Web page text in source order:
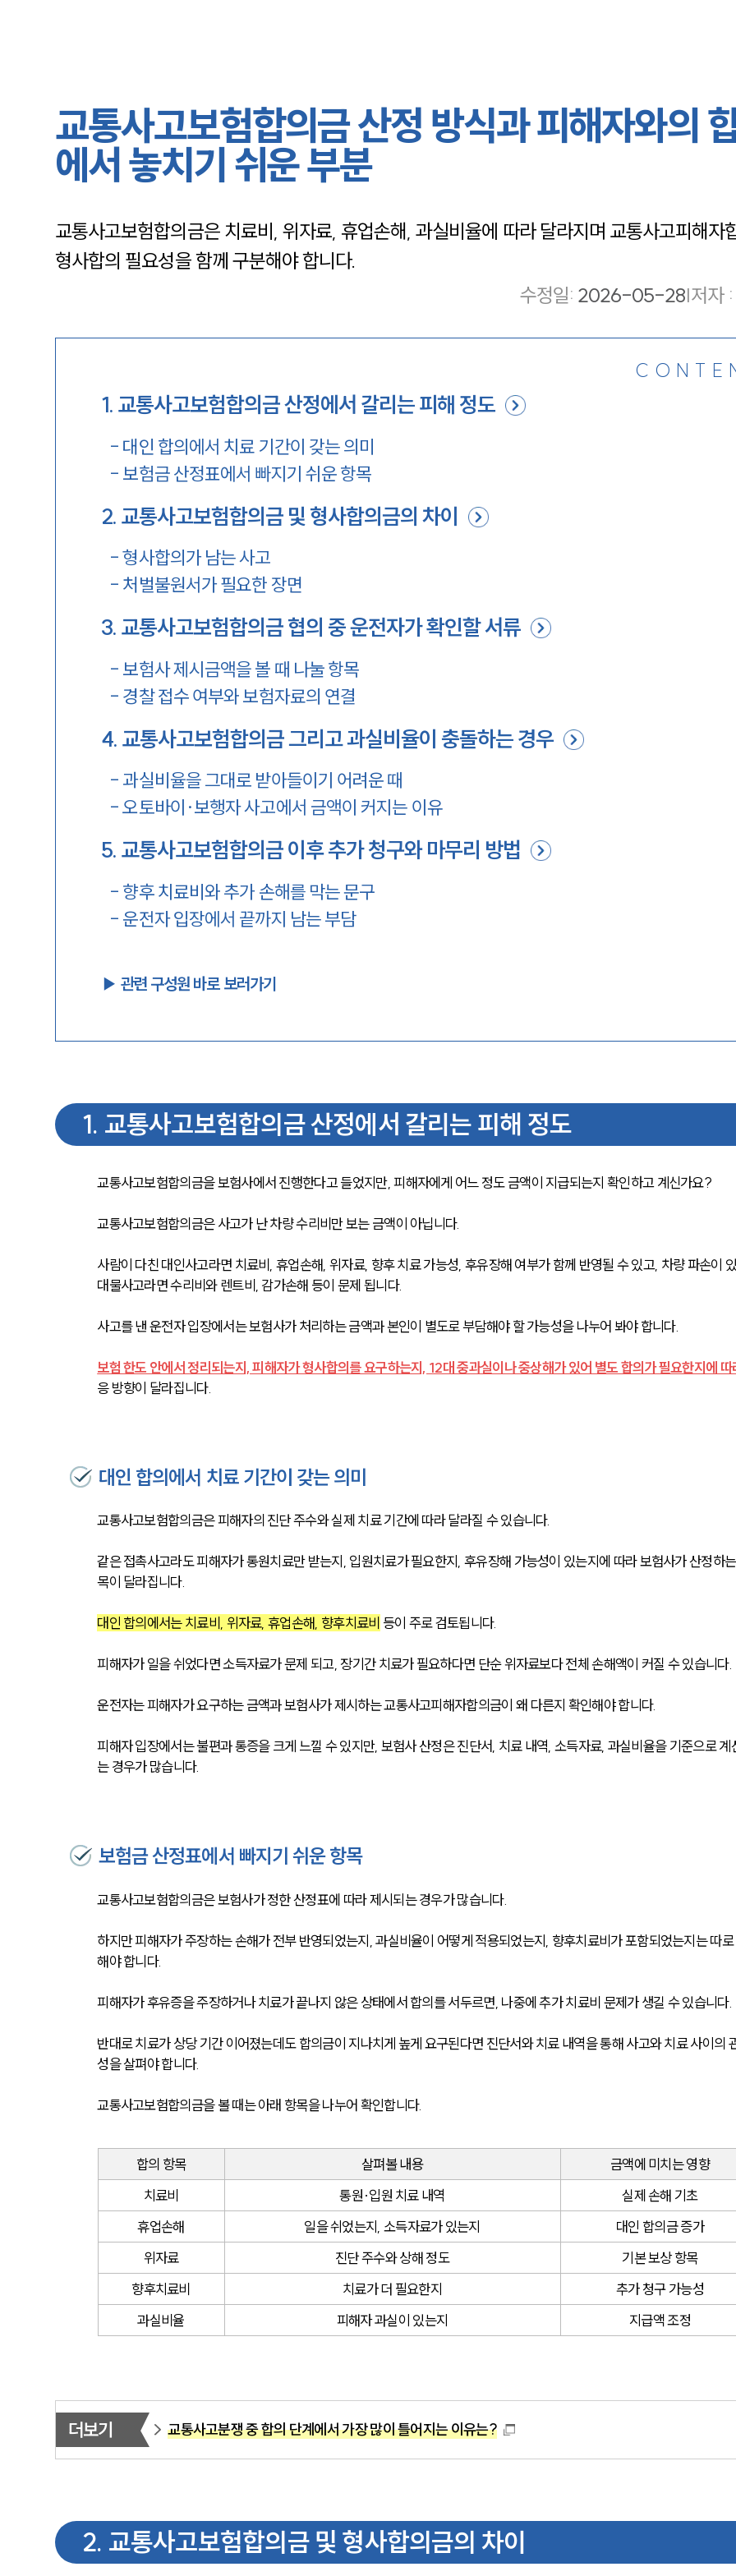
교통사고보험합의금 산정 방식과 피해자와의
에서 놓치기 쉬운 부분
교통사고보험합의금은 치료비, 위자료, 휴업손해, 과실비율에 따라 달라지며 교통사고피해자
형사합의 필요성을 함께 구분해야 합니다.
수정일: 2026-05-28|저자 :
1. 교통사고보험합의금 산정에서 갈리는 피해 정도
- 대인 합의에서 치료 기간이 갖는 의미
- 보험금 산정표에서 빠지기 쉬운 항목
2. 교통사고보험합의금 및 형사합의금의 차이
-형사합의가 남는 사고
- 처벌불원서가 필요한 장면
3. 교통사고보험합의금 협의 중 운전자가 확인할 서류
- 보험사 제시금액을 볼 때 나눌 항목
- 경찰 접수 여부와 보험자료의 연결
4. 교통사고보험합의금 그리고 과실비율이 충돌하는 경우
- 과실비율을 그대로 받아들이기 어려운 때
-오토바이·보행자 사고에서 금액이 커지는 이유
5. 교통사고보험합의금 이후 추가 청구와 마무리 방법
- 향후 치료비와 추가 손해를 막는 문구
- 운전자 입장에서 끝까지 남는 부담
▶︎ 관련 구성원 바로 보러가기
1. 교통사고보험합의금 산정에서 갈리는 피해 정도
교통사고보험합의금을 보험사에서 진행한다고 들었지만, 피해자에게 어느 정도 금액이 지급되는지 확인하고 계신가요?
교통사고보험합의금은 사고가 난 차량 수리비만 보는 금액이 아닙니다.
사람이 다친 대인사고라면 치료비, 휴업손해, 위자료, 향후 치료 가능성, 후유장해 여부가 함께 반영될 수 있고, 차량 파손이
대물사고라면 수리비와 렌트비, 감가손해 등이 문제 됩니다.
사고를 낸 운전자 입장에서는 보험사가 처리하는 금액과 본인이 별도로 부담해야 할 가능성을 나누어 봐야 합니다.
보험 한도 안에서 정리되는지, 피해자가 형사합의를 요구하는지, 12대 중과실이나 중상해가 있어 별도 합의가 필요한지에 따
응 방향이 달라집니다.
대인 합의에서 치료 기간이 갖는 의미
교통사고보험합의금은 피해자의 진단 주수와 실제 치료 기간에 따라 달라질 수 있습니다.
같은 접촉사고라도 피해자가 통원치료만 받는지, 입원치료가 필요한지, 후유장해 가능성이 있는지에 따라 보험사가 산정하
목이 달라집니다.
대인 합의에서는 치료비, 위자료, 휴업손해, 향후치료비 등이 주로 검토됩니다.
피해자가 일을 쉬었다면 소득자료가 문제 되고, 장기간 치료가 필요하다면 단순 위자료보다 전체 손해액이 커질 수 있습니다.
운전자는 피해자가 요구하는 금액과 보험사가 제시하는 교통사고피해자합의금이 왜 다른지 확인해야 합니다.
피해자 입장에서는 불편과 통증을 크게 느낄 수 있지만, 보험사 산정은 진단서, 치료 내역, 소득자료, 과실비율을 기준으로 계
는 경우가 많습니다.
보험금 산정표에서 빠지기 쉬운 항목
교통사고보험합의금은 보험사가 정한 산정표에 따라 제시되는 경우가 많습니다.
하지만 피해자가 주장하는 손해가 전부 반영되었는지, 과실비율이 어떻게 적용되었는지, 향후치료비가 포함되었는지는 따로
해야 합니다.
피해자가 후유증을 주장하거나 치료가 끝나지 않은 상태에서 합의를 서두르면, 나중에 추가 치료비 문제가 생길 수 있습니다.
반대로 치료가 상당 기간 이어졌는데도 합의금이 지나치게 높게 요구된다면 진단서와 치료 내역을 통해 사고와 치료 사이의
성을 살펴야 합니다.
교통사고보험합의금을 볼 때는 아래 항목을 나누어 확인합니다.
합의 항목 살펴볼 내용
금액에 미치는 영향
치료비
통원·입원 치료 내역
실제 손해 기초
휴업손해
일을 쉬었는지, 소득자료가 있는지
대인 합의금 증가
위자료
진단 주수와 상해 정도
기본 보상 항목
향후치료비
치료가 더 필요한지
추가 청구 가능성
과실비율
피해자 과실이 있는지 지급액 조정
더보기 교통사고분쟁 중 합의 단계에서 가장 많이 틀어지는 이유는?
2. 교통사고보험합의금 및 형사합의금의 차이